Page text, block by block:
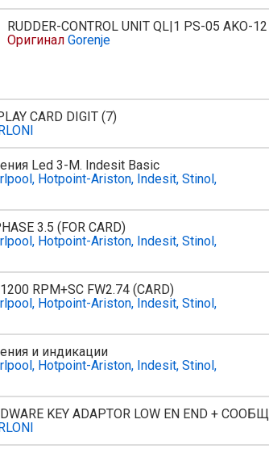
RUDDER-CONTROL UNIT QL|1 PS-05 AKO-12
Оригинал Gorenje
CARD DIGIT (7)
Led 3-M. Indesit Basic
Hotpoint-Ariston, Indesit, Stinol,
3.5 (FOR CARD)
Hotpoint-Ariston, Indesit, Stinol,
RPM+SC FW2.74 (CARD)
Hotpoint-Ariston, Indesit, Stinol,
и индикации
Hotpoint-Ariston, Indesit, Stinol,
KEY ADAPTOR LOW EN END + СООБЩ